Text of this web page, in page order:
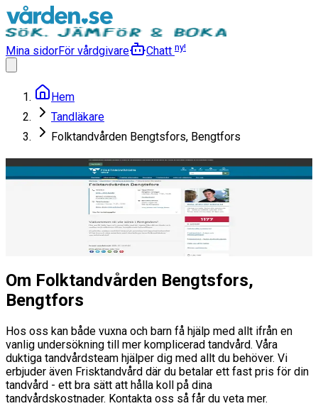
Mina sidorFör vårdgivare Chatt ny!
Hem
Tandläkare
Folktandvården Bengtsfors, Bengtfors
Folktandvården Bengtsfors,
Bengtfors
Om Folktandvården Bengtsfors,
Bengtfors
Hos oss kan både vuxna och barn få hjälp med allt ifrån en
vanlig undersökning till mer komplicerad tandvård. Våra
duktiga tandvårdsteam hjälper dig med allt du behöver. Vi
erbjuder även Frisktandvård där du betalar ett fast pris för din
tandvård - ett bra sätt att hålla koll på dina
tandvårdskostnader. Kontakta oss så får du veta mer.